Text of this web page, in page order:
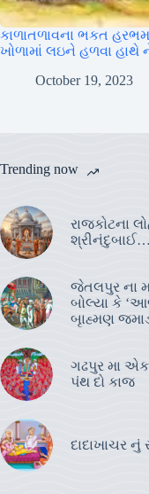
કાળાતળાવના ભકત હરભમ
ખોળામાં લઇને હળવા હાથે
October 19, 2023
Trending now
રાજકોટના
શ્રીનંદુબાઈ…
જેતલપુર ના
બોલ્યા કે
બૃાહ્મણ
ગઢપુર મા
પંથ દો કાજ
દાદાખાચર નું